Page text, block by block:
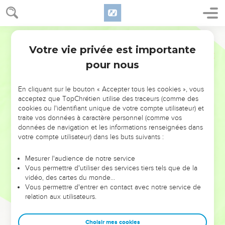
NE MANQUEZ PAS L’ÉVÉNEMENT
DE L’ANNÉE !
ET SI LEURS ERREURS POUVAIENT VOUS ÉVITER LES
VOTRES ?
leur foi ou leur vision. Mais on voit moins les doutes, les erreurs
et les saisons difficiles qu'ils ont traversés, alors même que ce
sont elles qui les ont façonnés.
Dans cette conférence, leaders, entrepreneurs, et responsables
clés pour avancer avec plus de sagesse afin que leurs erreurs
Votre vie privée est importante
pour nous
En cliquant sur le bouton « Accepter tous les cookies », vous
acceptez que TopChrétien utilise des traceurs (comme des
cookies ou l'identifiant unique de votre compte utilisateur) et
traite vos données à caractère personnel (comme vos
données de navigation et les informations renseignées dans
votre compte utilisateur) dans les buts suivants :
Mesurer l'audience de notre service
Vous permettre d'utiliser des services tiers tels que de la
vidéo, des cartes du monde…
Vous permettre d'entrer en contact avec notre service de
relation aux utilisateurs.
Choisir mes cookies